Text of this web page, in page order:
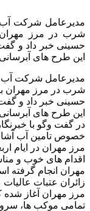
مدیرعامل شرکت آب
شرب در مرز مهران
این طرح های
مدیرعامل شرکت آب
شرب در مرز مهران
این طرح های
در گفت وگو با
خصوص تامین آب
مرز مهران در ایام
اقدام های خوب و
مهران انجام گرفته
مرز مهران آغاز شده
تمامی موکب ها،